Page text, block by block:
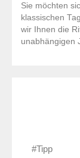
Sie möchten
klassischen
wir Ihnen die
unabhängigen
#Tipp